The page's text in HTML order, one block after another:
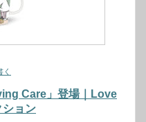
く
Care」登場｜Love
ション